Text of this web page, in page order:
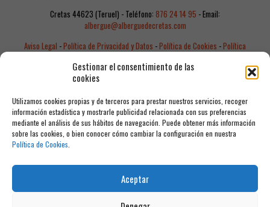
Gestionar el consentimiento de las
cookies
Utilizamos cookies propias y de terceros para prestar nuestros servicios, recoger
información estadística y mostrarle publicidad relacionada con sus preferencias
mediante el análisis de sus hábitos de navegación. Puede obtener más información
sobre las cookies, o bien conocer cómo cambiar la configuración en nuestra
Política de Cookies
Aceptar
Cretas 44623 (Teruel) - Teléfono: 876 24 14 95 - Email:
albergue@alberguedecretas.com
Aviso Legal -Política de Privacidad y Datos -Política de Cookies -Política
Grupo Océano